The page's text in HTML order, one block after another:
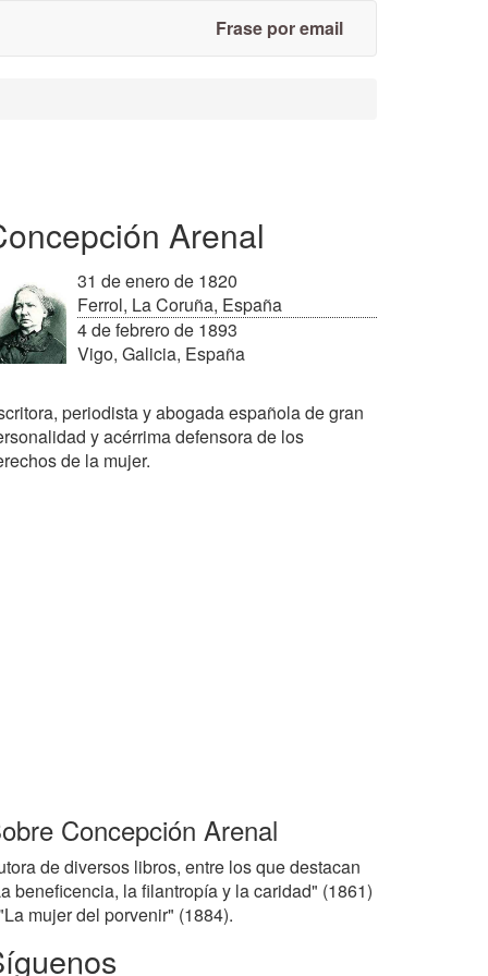
Frase por email
Arenal
31 de enero de 1820
Ferrol, La Coruña, España
4 de febrero de 1893
Vigo, Galicia, España
periodista y abogada española de gran
y acérrima defensora de los
de la mujer.
Concepción Arenal
de diversos libros, entre los que destacan
beneficencia, la filantropía y la caridad" (1861)
mujer del porvenir" (1884).